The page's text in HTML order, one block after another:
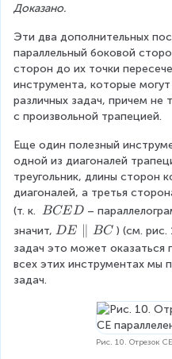
=
\f
r
a
c
O
C
}
{
C
D
}
B
=
O
C
+
C
D
=
D
n
le
A
=
\
a
n
le
D
Доказано.
Эти два дополнительных
параллельный боковой
сторон до их точки
инструмента, которые
различных задач, причем не
с произвольной трапецией.
Еще один полезный
одной из диагоналей
треугольник, длины сторон
диагоналей, а третья
(т. к. \
\
BCED –
значит, D
E
\
DE ∥ BC ) (см.
задач это может
всех этих инструментах мы
задач.
Рис. 10. Отрезок